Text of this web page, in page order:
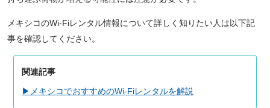
メキシコのWi-Fiレンタル情報について詳しく知りたい人は以下記
事を確認してください。
関連記事
▶メキシコでおすすめのWi-Fiレンタルを解説